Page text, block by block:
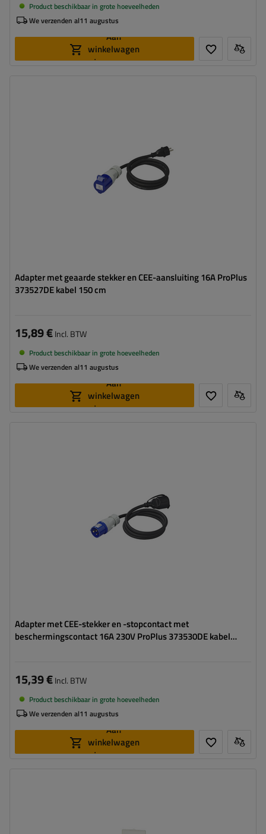
Product beschikbaar in grote hoeveelheden
We verzenden al11 augustus
Aan
winkelwagen
toevoegen
Adapter met geaarde stekker en CEE-aansluiting 16A ProPlus
373527DE kabel 150 cm
15,89 €Incl. BTW
Product beschikbaar in grote hoeveelheden
We verzenden al11 augustus
Aan
winkelwagen
toevoegen
Adapter met CEE-stekker en -stopcontact met
beschermingscontact 16A 230V ProPlus 373530DE kabel
15,39 €Incl. BTW
Product beschikbaar in grote hoeveelheden
We verzenden al11 augustus
Aan
winkelwagen
toevoegen